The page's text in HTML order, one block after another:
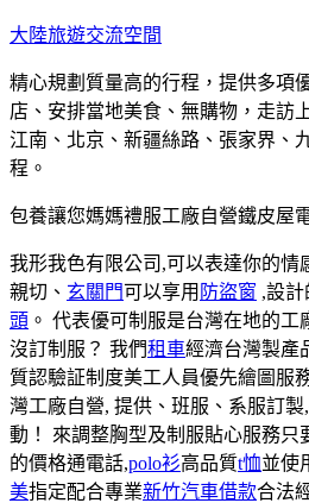
跳
主
要
內
容
大陸旅遊交流空間
精心規劃質量高的行程，提供多項
店、安排當地美食、無購物，走訪
江南、北京、新疆絲路、張家界、
程。
包養讓您媽媽禮服工廠自營鐵皮屋
我形我色有限公司,可以表達你的情
親切、 玄關門可以享用 防盜窗 ,設
頭 。 代表優可制服是台灣在地的工
沒訂制服？ 我們租車經濟台灣製產
質認驗証制度美工人員優先繪圖服
灣工廠自營, 提供、班服、系服訂
動！ 來調整胸型及制服貼心服務只
的價格通電話,polo衫高品質t恤並使
美指定配合專業新竹汽車借款合法